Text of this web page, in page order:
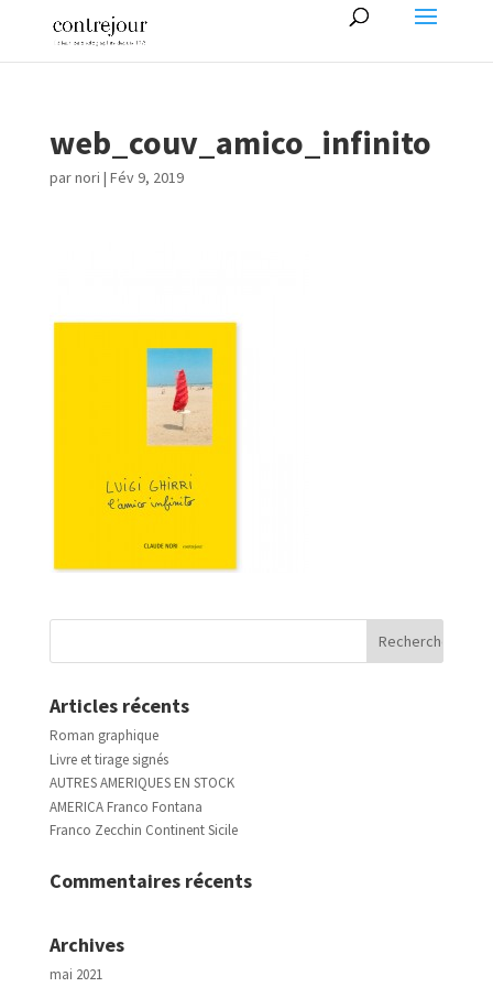
web_couv_amico_infinito
parnori | Fév 9, 2019
Articles récents
Roman graphique
Livre et tirage signés
AUTRES AMERIQUES EN STOCK
AMERICA Franco Fontana
Franco Zecchin Continent Sicile
Commentaires récents
Archives
mai 2021